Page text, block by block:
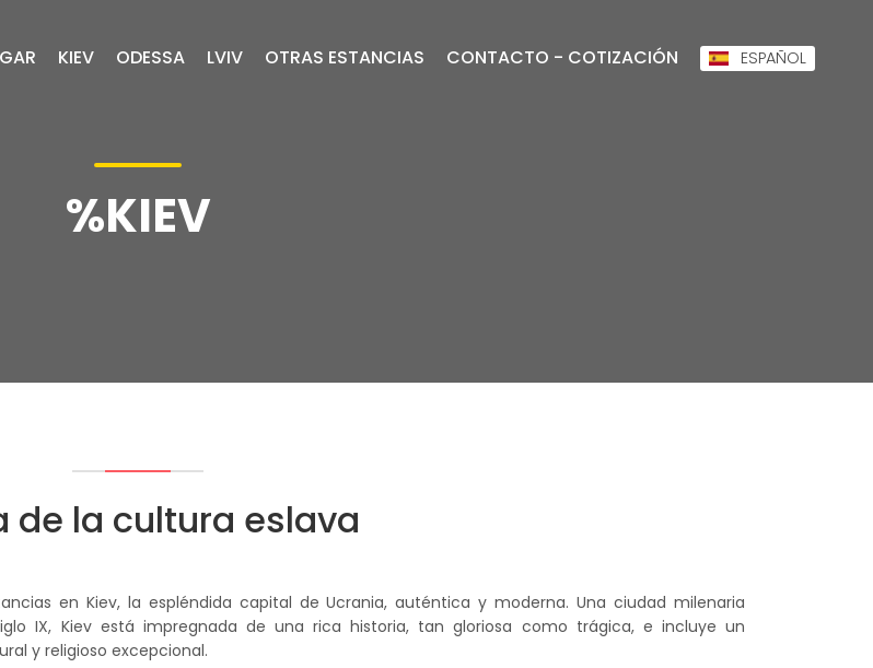
%KIEV
de la cultura eslava
en Kiev, la espléndida capital de Ucrania, auténtica y moderna. Una ciudad milenaria
IX, Kiev está impregnada de una rica historia, tan gloriosa como trágica, e incluye un
y religioso excepcional.
KIEV ODESSA LVIV OTRAS ESTANCIAS CONTACTO - COTIZACIÓN ESPAÑOL